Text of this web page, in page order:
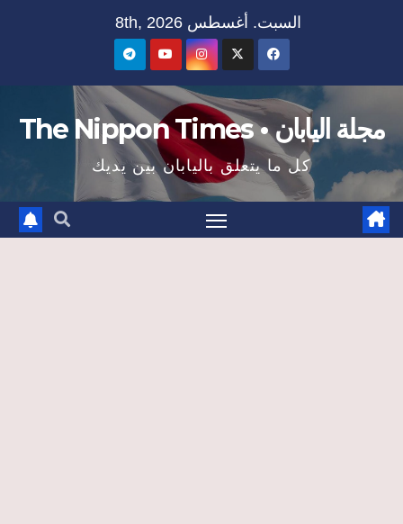
السبت. أغسطس 8th, 2026
مجلة اليابان • The Nippon Times
كل ما يتعلق باليابان بين يديك